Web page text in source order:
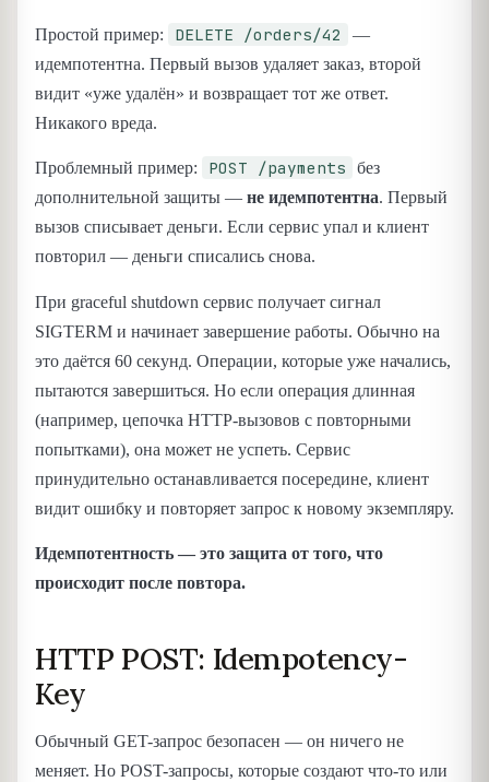
Простой пример: DELETE /orders/42
—
идемпотентна. Первый вызов удаляет заказ, второй
видит «уже удалён» и возвращает тот же ответ.
Никакого вреда.
Проблемный пример: POST /payments
без
дополнительной защиты — не идемпотентна. Первый
вызов списывает деньги. Если сервис упал и клиент
повторил — деньги списались снова.
При graceful shutdown сервис получает сигнал
SIGTERM и начинает завершение работы. Обычно на
это даётся 60 секунд. Операции, которые уже начались,
пытаются завершиться. Но если операция длинная
(например, цепочка HTTP-вызовов с повторными
попытками), она может не успеть. Сервис
принудительно останавливается посередине, клиент
видит ошибку и повторяет запрос к новому экземпляру.
Идемпотентность — это защита от того, что
происходит после повтора.
HTTP POST: Idempotency-
Key
Обычный GET-запрос безопасен — он ничего не
меняет. Но POST-запросы, которые создают что-то или